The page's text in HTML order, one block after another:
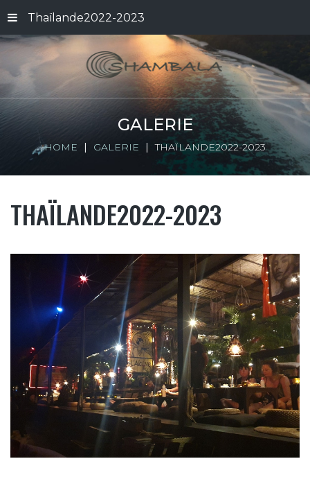
Thaïlande2022-2023
GALERIE
HOME GALERIE THAÏLANDE2022-2023
THAÏLANDE2022-2023